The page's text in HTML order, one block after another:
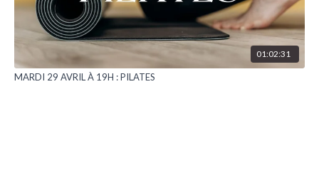
01:02:31
MARDI 29 AVRIL À 19H : PILATES